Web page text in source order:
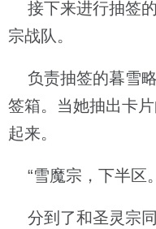
接下来进行抽签
宗战队。
负责抽签的暮雪
签箱。当她抽出卡
起来。
“雪魔宗，下半区
分到了和圣灵宗